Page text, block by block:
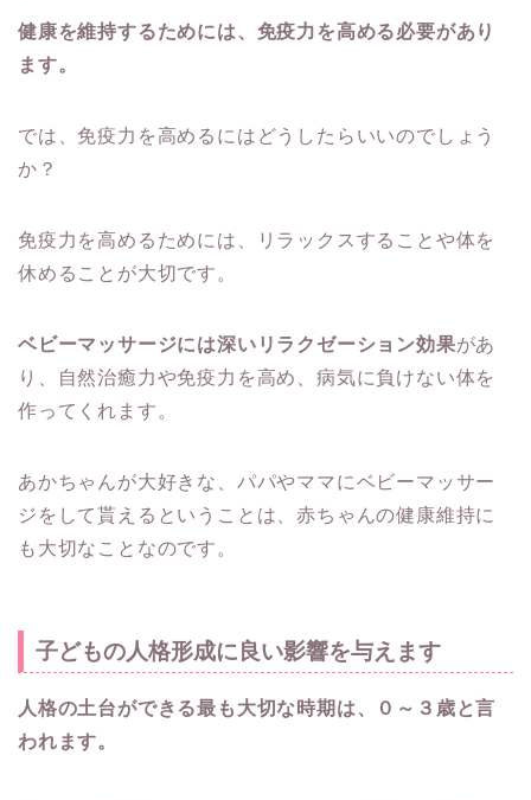
健康を維持するためには、免疫力を高める必要があり
ます。
では、免疫力を高めるにはどうしたらいいのでしょう
か？
免疫力を高めるためには、リラックスすることや体を
休めることが大切です。
ベビーマッサージには深いリラクゼーション効果があ
り、自然治癒力や免疫力を高め、病気に負けない体を
作ってくれます。
あかちゃんが大好きな、パパやママにベビーマッサー
ジをして貰えるということは、赤ちゃんの健康維持に
も大切なことなのです。
子どもの人格形成に良い影響を与えます
人格の土台ができる最も大切な時期は、０～３歳と言
われます。